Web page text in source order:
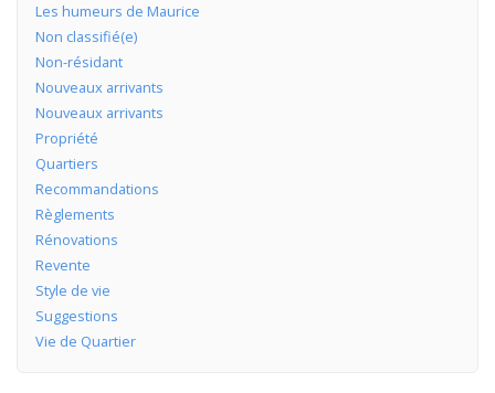
Les humeurs de Maurice
Non classifié(e)
Non-résidant
Nouveaux arrivants
Nouveaux arrivants
Propriété
Quartiers
Recommandations
Règlements
Rénovations
Revente
Style de vie
Suggestions
Vie de Quartier